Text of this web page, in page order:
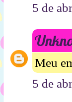
5 de
Meu
5 de